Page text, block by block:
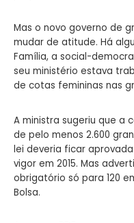
Mas o novo governo de
mudar de atitude. Há
Família, a social-
seu ministério estava
de cotas femininas nas
A ministra sugeriu que a
de pelo menos 2.600
lei deveria ficar
vigor em 2015. Mas
obrigatório só para 120
Bolsa.